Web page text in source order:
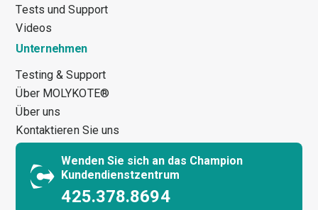
Tests und Support
Videos
Unternehmen
Testing & Support
Über MOLYKOTE®
Über uns
Kontaktieren Sie uns
Wenden Sie sich an das Champion
Kundendienstzentrum
425.378.8694